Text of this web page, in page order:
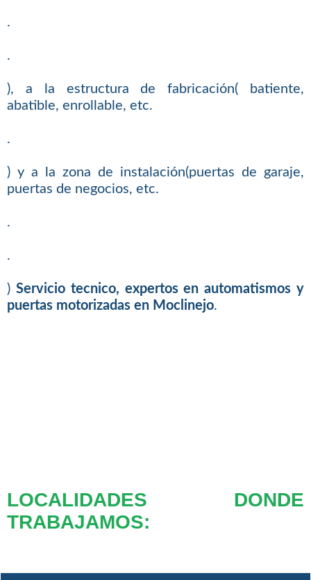
.
.
), a la estructura de fabricación( batiente,
abatible, enrollable, etc.
.
) y a la zona de instalación(puertas de garaje,
puertas de negocios, etc.
.
.
) Servicio tecnico, expertos en automatismos y
puertas motorizadas en Moclinejo.
LOCALIDADES DONDE
TRABAJAMOS: